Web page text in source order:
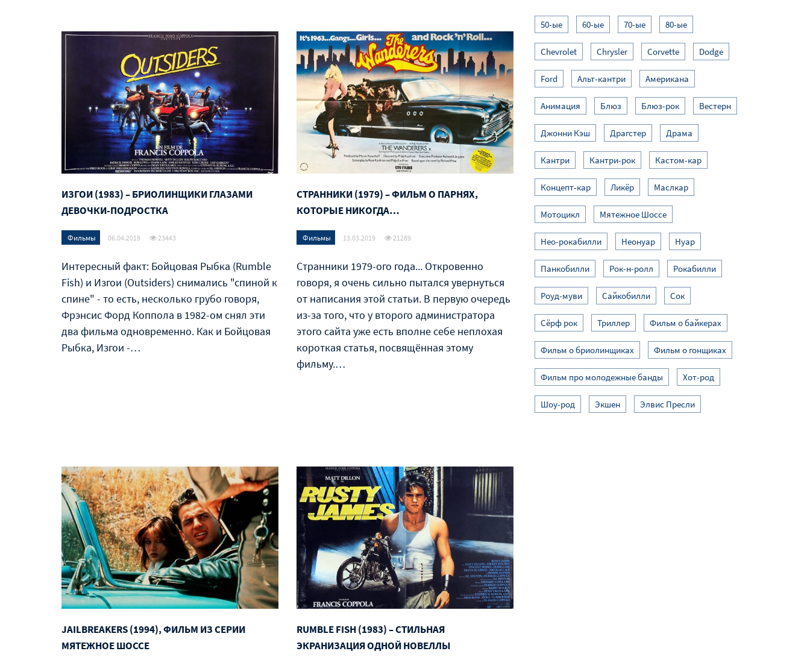
ИЗГОИ (1983) – БРИОЛИНЩИКИ ГЛАЗАМИ
ДЕВОЧКИ-ПОДРОСТКА
Фильмы 06.04.2019 23443
Интересный факт: Бойцовая Рыбка (Rumble
Fish) и Изгои (Outsiders) снимались "спиной к
спине" - то есть, несколько грубо говоря,
Фрэнсис Форд Коппола в 1982-ом снял эти
два фильма одновременно. Как и Бойцовая
Рыбка, Изгои -…
СТРАННИКИ (1979) – ФИЛЬМ О ПАРНЯХ,
КОТОРЫЕ НИКОГДА…
Фильмы 13.03.2019 21289
Странники 1979-ого года... Откровенно
говоря, я очень сильно пытался увернуться
от написания этой статьи. В первую очередь
из-за того, что у второго администратора
этого сайта уже есть вполне себе неплохая
короткая статья, посвящённая этому
фильму.…
JAILBREAKERS (1994), ФИЛЬМ ИЗ СЕРИИ
МЯТЕЖНОЕ ШОССЕ
RUMBLE FISH (1983) – СТИЛЬНАЯ
ЭКРАНИЗАЦИЯ ОДНОЙ НОВЕЛЛЫ
50-ые 60-ые 70-ые 80-ые
Chevrolet Chrysler Corvette Dodge
Ford Альт-кантри Американа
Анимация Блюз Блюз-рок Вестерн
Джонни Кэш Драгстер Драма
Кантри Кантри-рок Кастом-кар
Концепт-кар Ликёр Маслкар
Мотоцикл Мятежное Шоссе
Нео-рокабилли Неонуар Нуар
Панкобилли Рок-н-ролл Рокабилли
Роуд-муви Сайкобилли Сок
Сёрф рок Триллер Фильм о байкерах
Фильм о бриолинщиках Фильм о гонщиках
Фильм про молодежные банды Хот-род
Шоу-род Экшен Элвис Пресли